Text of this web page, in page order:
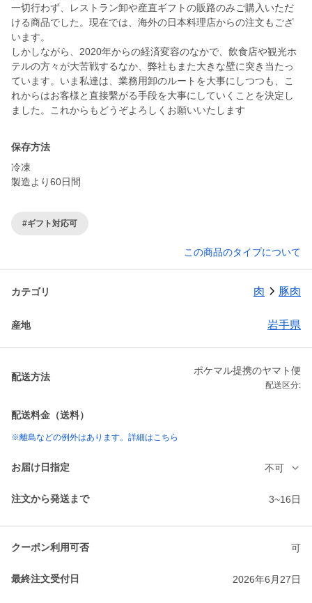
一切行わず、レストラン卸や産直ギフトの販路のみご購入いただ
ける商品でした。現在では、海外の日本料理店からの注文もござ
います。
しかしながら、2020年からの経済変容のなかで、飲食店や観光ホ
テルの方々が大苦戦するなか、弊社もまた大きな壁に突き当たっ
ています。いま私達は、業務用卸のルートを大事にしつつも、こ
れからはお客様と直接繫がる手段を大事にしていくことを決定し
ました。これからもどうぞよろしくお願いいたします
保存方法
冷凍
製造より60日間
#ギフト対応可
この商品のタイプについて
カテゴリ 肉 豚肉
産地 岩手県
配送方法
ポケマル提携のヤマト便
配送区分:
配送料金（送料）
※離島などの例外はあります。詳細はこちら
お届け日指定 不可
注文から発送まで 3~16日
クーポン利用可否 可
最終注文受付日 2026年6月27日